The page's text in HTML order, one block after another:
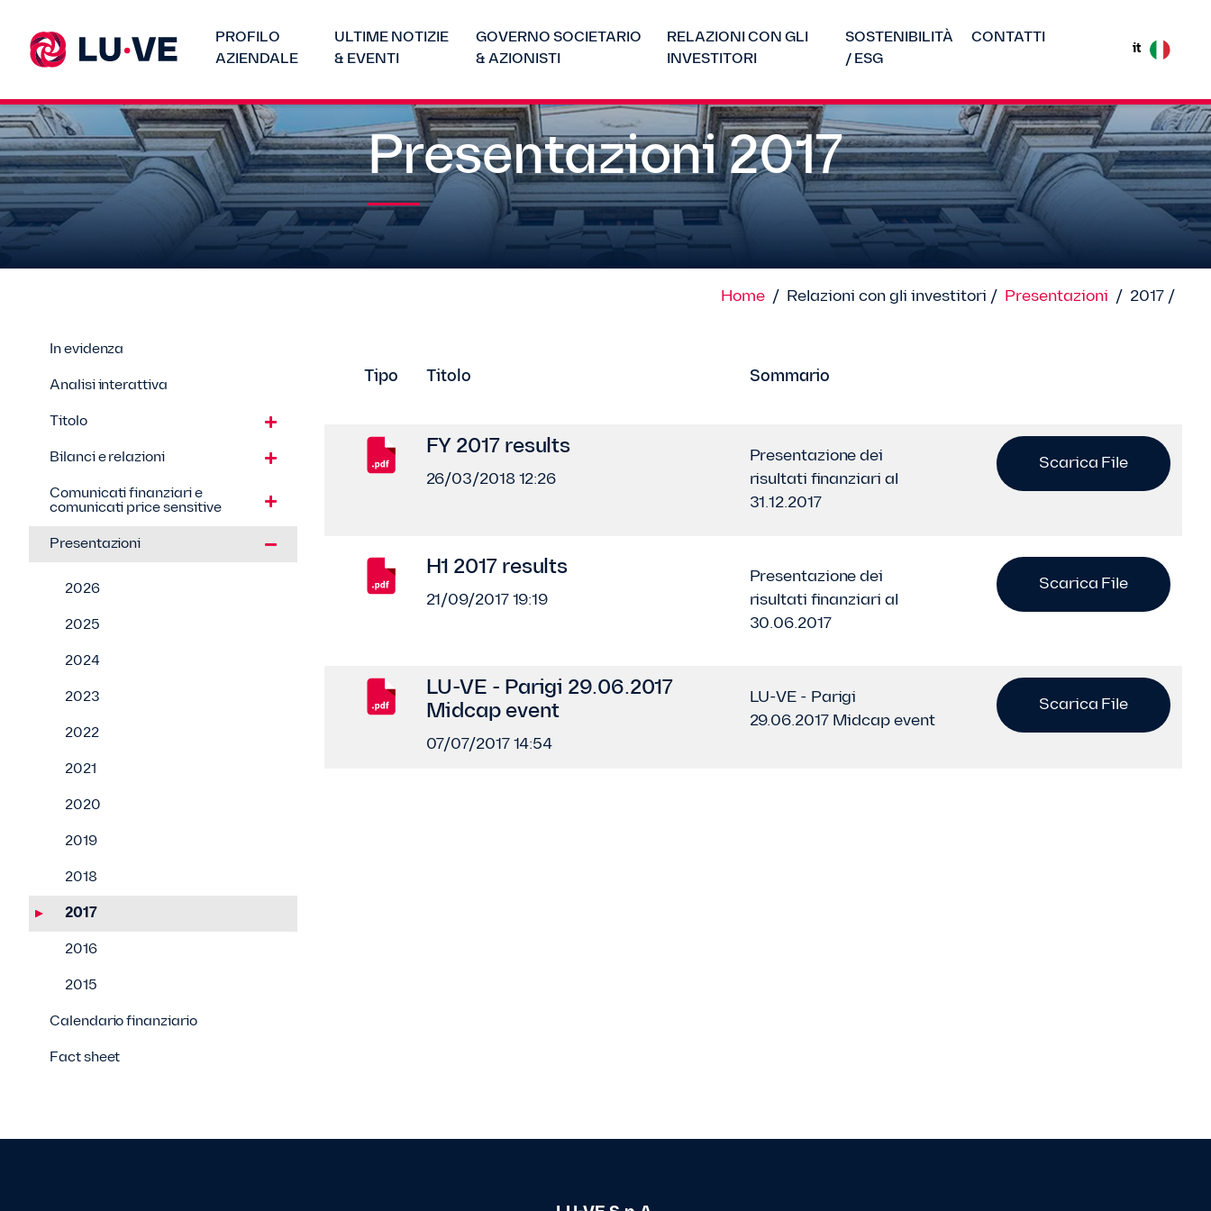
PROFILO
AZIENDALE
ULTIME NOTIZIE
& EVENTI
GOVERNO SOCIETARIO
& AZIONISTI
RELAZIONI CON GLI
INVESTITORI
SOSTENIBILITÀ
/ ESG
CONTATTI
it
Presentazioni 2017
Home / Relazioni con gli investitori / Presentazioni / 2017 /
In evidenza
Analisi interattiva
Titolo
Bilanci e relazioni
Comunicati finanziari e
comunicati price sensitive
Presentazioni
2026
2025
2024
2023
2022
2021
2020
2019
2018
2017
2016
2015
Calendario finanziario
Fact sheet
Tipo Titolo Sommario
FY 2017 results
26/03/2018 12:26
Presentazione dei
risultati finanziari al
31.12.2017
Scarica File
H1 2017 results
21/09/2017 19:19
Presentazione dei
risultati finanziari al
30.06.2017
Scarica File
LU-VE - Parigi 29.06.2017
Midcap event
07/07/2017 14:54
LU-VE - Parigi
29.06.2017 Midcap event
Scarica File